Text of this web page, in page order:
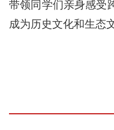
带领同学们亲身感受
成为历史文化和生态